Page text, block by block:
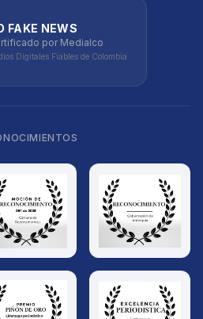
FAKE NEWS
por Medialco
Digitales Fiables de Colombia